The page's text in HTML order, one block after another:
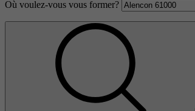
Où voulez-vous vous former?